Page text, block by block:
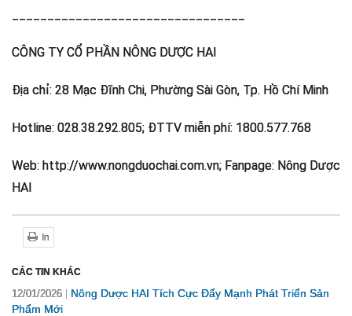
CÔNG TY CỔ PHẦN NÔNG DƯỢC HAI
Địa chỉ: 28 Mạc Đĩnh Chi, Phường Sài Gòn, Tp. Hồ Chí Minh
Hotline: 028.38.292.805; ĐTTV miễn phí: 1800.577.768
Web: http://www.nongduochai.com.vn; Fanpage: Nông Dược
HAI
In
CÁC TIN KHÁC
12/01/2026
Nông Dược HAI Tích Cực Đẩy Mạnh Phát Triển Sản
Phẩm Mới